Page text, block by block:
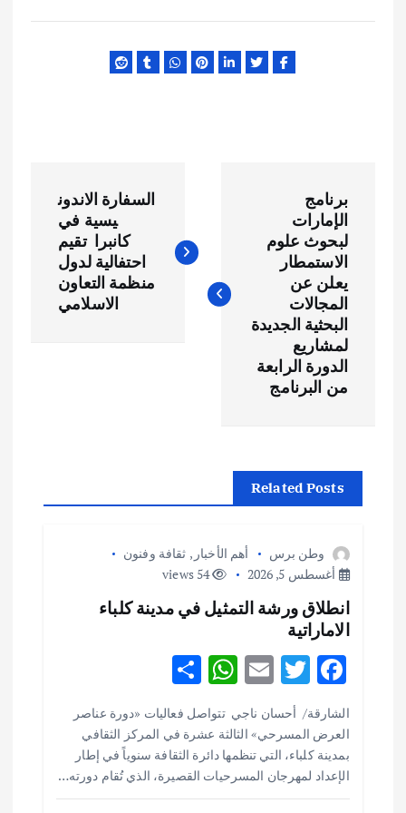
ص
ق
ت
برنامج
الإمارات
لبحوث علوم
الاستمطار
يعلن عن
المجالات
البحثية الجديدة
لمشاريع
الدورة الرابعة
من البرنامج
السفارة الاندون
يسية في
كانبرا تقيم
احتفالية لدول
منظمة التعاون
الاسلامي
Related Posts
وطن برس أهم الأخبار , ثقافة وفنون
أغسطس 5, 2026
54 views
انطلاق ورشة التمثيل في مدينة كلباء
الاماراتية
F
ac
e
b
o
T
w
it
te
r
E
ai
l
W
h
at
s
A
h
ar
e
الشارقة/ أحسان ناجي تتواصل فعاليات «دورة عناصر
العرض المسرحي» الثالثة عشرة في المركز الثقافي
بمدينة كلباء، التي تنظمها دائرة الثقافة سنوياً في إطار
الإعداد لمهرجان المسرحيات القصيرة، الذي تُقام دورته…